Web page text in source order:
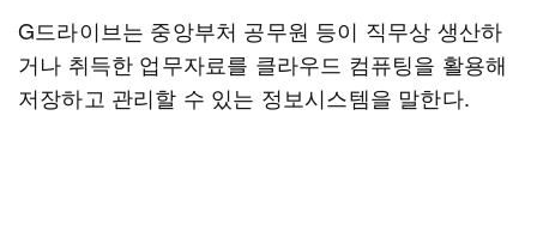
G드라이브는 중앙부처 공무원 등이 직무상 생산하
거나 취득한 업무자료를 클라우드 컴퓨팅을 활용해
저장하고 관리할 수 있는 정보시스템을 말한다.